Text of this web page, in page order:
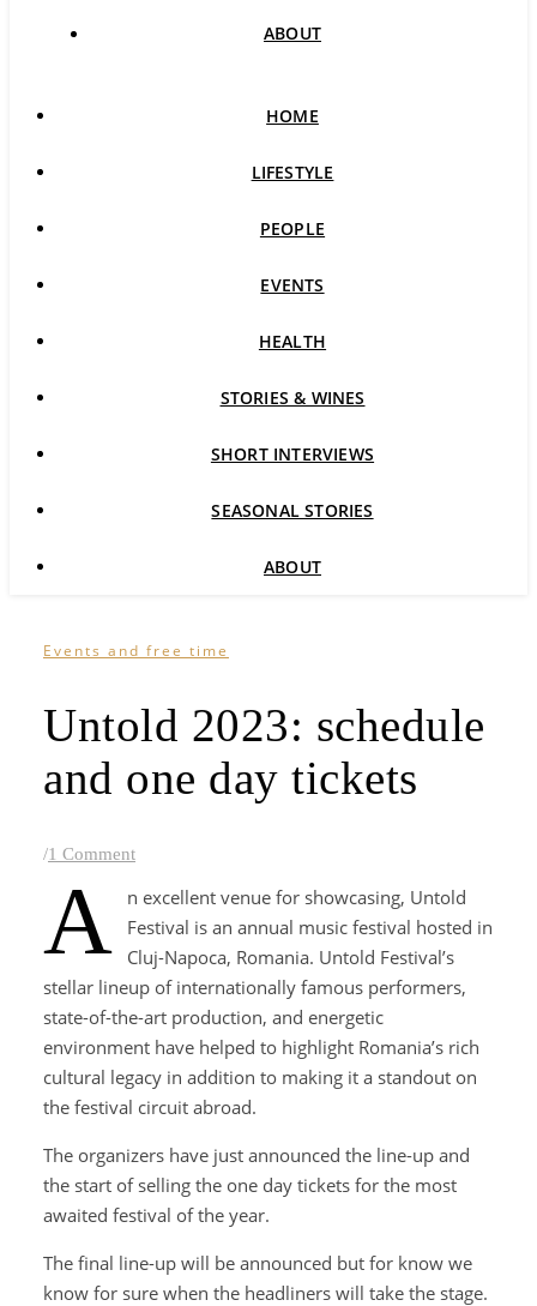
ABOUT
HOME
LIFESTYLE
PEOPLE
EVENTS
HEALTH
STORIES & WINES
SHORT INTERVIEWS
SEASONAL STORIES
ABOUT
Events and free time
Untold 2023: schedule
and one day tickets
/1 Comment
A
n excellent venue for showcasing, Untold
Festival is an annual music festival hosted in
Cluj-Napoca, Romania. Untold Festival’s
stellar lineup of internationally famous performers,
state-of-the-art production, and energetic
environment have helped to highlight Romania’s rich
cultural legacy in addition to making it a standout on
the festival circuit abroad.
The organizers have just announced the line-up and
the start of selling the one day tickets for the most
awaited festival of the year.
The final line-up will be announced but for know we
know for sure when the headliners will take the stage.